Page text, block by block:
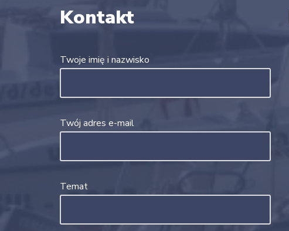
Kontakt
Twoje imię i nazwisko
Twój adres e-mail
Temat